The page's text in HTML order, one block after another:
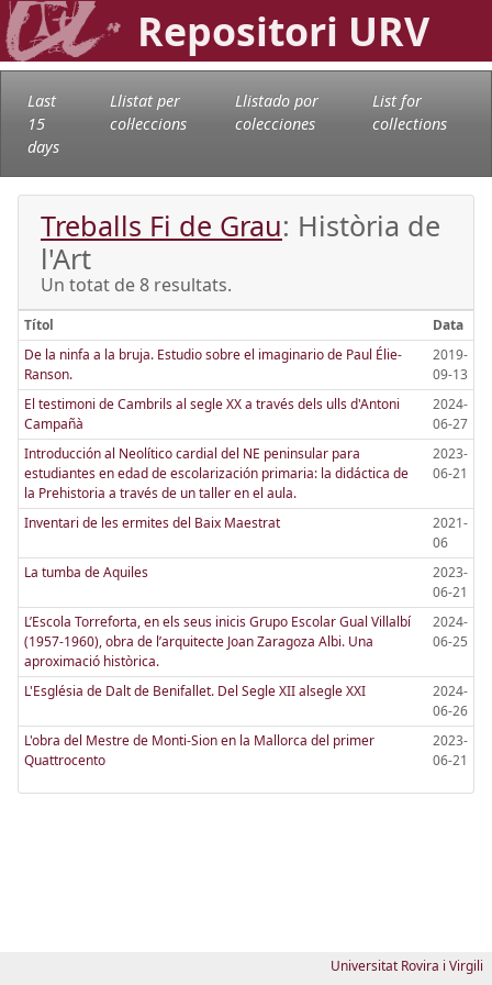
Repositori URV
Last
15
days
Llistat per
col·leccions
Llistado por
colecciones
List for
collections
Treballs Fi de Grau: Història de
l'Art
Un totat de 8 resultats.
Títol
Data
De la ninfa a la bruja. Estudio sobre el imaginario de Paul Élie-
Ranson.
2019-
09-13
El testimoni de Cambrils al segle XX a través dels ulls d'Antoni
Campañà
2024-
06-27
Introducción al Neolítico cardial del NE peninsular para
estudiantes en edad de escolarización primaria: la didáctica de
la Prehistoria a través de un taller en el aula.
2023-
06-21
Inventari de les ermites del Baix Maestrat
2021-
06
La tumba de Aquiles
2023-
06-21
L’Escola Torreforta, en els seus inicis Grupo Escolar Gual Villalbí
(1957-1960), obra de l’arquitecte Joan Zaragoza Albi. Una
aproximació històrica.
2024-
06-25
L'Església de Dalt de Benifallet. Del Segle XII alsegle XXI
2024-
06-26
L'obra del Mestre de Monti-Sion en la Mallorca del primer
Quattrocento
2023-
06-21
Universitat Rovira i Virgili